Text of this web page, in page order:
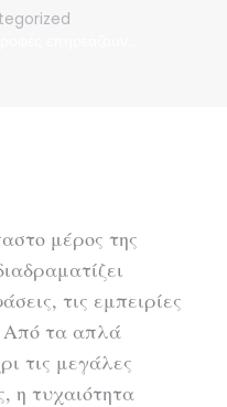
μέρος της
τις εμπειρίες
Από τα απλά
τις μεγάλες
η τυχαιότητα